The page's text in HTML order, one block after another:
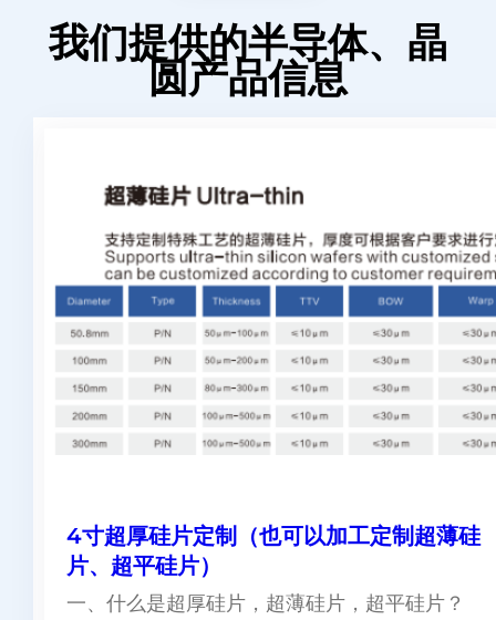
我们提供的半导体、晶
圆产品信息
4寸超厚硅片定制（也可以加工定制超薄硅
片、超平硅片）
一、什么是超厚硅片，超薄硅片，超平硅片？